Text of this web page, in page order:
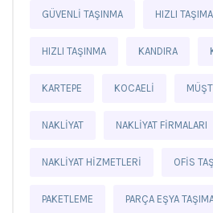
GÜVENLI TAŞINMA HIZLI
HIZLI TAŞINMA KANDIRA
KARTEPE KOCAELI
NAKLIYAT NAKLIYAT FIRMALARI
NAKLIYAT HIZMETLERI OFIS
PAKETLEME PARÇA EŞYA